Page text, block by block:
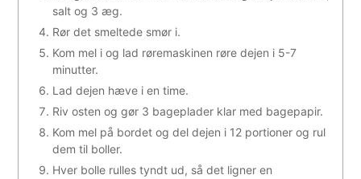
salt og 3 æg.
Rør det smeltede smør i.
Kom mel i og lad røremaskinen røre dejen i 5-7
minutter.
Lad dejen hæve i en time.
Riv osten og gør 3 bageplader klar med bagepapir.
Kom mel på bordet og del dejen i 12 portioner og rul
dem til boller.
Hver bolle rulles tyndt ud, så det ligner en